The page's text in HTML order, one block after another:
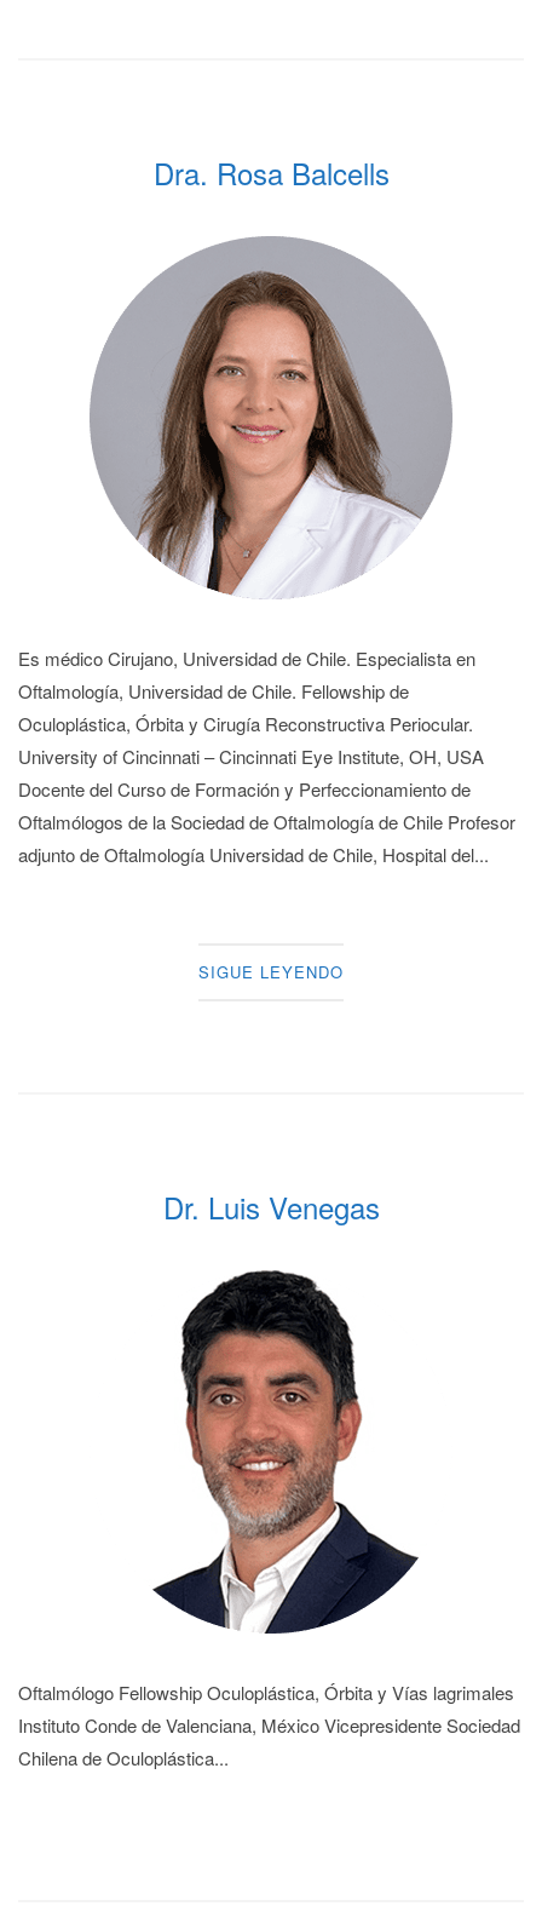
Dra. Rosa Balcells
Es médico Cirujano, Universidad de Chile. Especialista en
Oftalmología, Universidad de Chile. Fellowship de
Oculoplástica, Órbita y Cirugía Reconstructiva Periocular.
University of Cincinnati – Cincinnati Eye Institute, OH, USA
Docente del Curso de Formación y Perfeccionamiento de
Oftalmólogos de la Sociedad de Oftalmología de Chile Profesor
adjunto de Oftalmología Universidad de Chile, Hospital del...
SIGUE LEYENDO
Dr. Luis Venegas
Oftalmólogo Fellowship Oculoplástica, Órbita y Vías lagrimales
Instituto Conde de Valenciana, México Vicepresidente Sociedad
Chilena de Oculoplástica...